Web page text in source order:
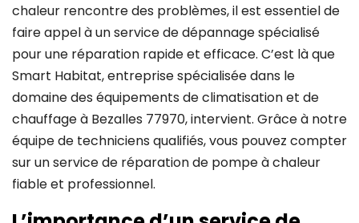
chaleur rencontre des problèmes, il est essentiel de
faire appel à un service de dépannage spécialisé
pour une réparation rapide et efficace. C’est là que
Smart Habitat, entreprise spécialisée dans le
domaine des équipements de climatisation et de
chauffage à Bezalles 77970, intervient. Grâce à notre
équipe de techniciens qualifiés, vous pouvez compter
sur un service de réparation de pompe à chaleur
fiable et professionnel.